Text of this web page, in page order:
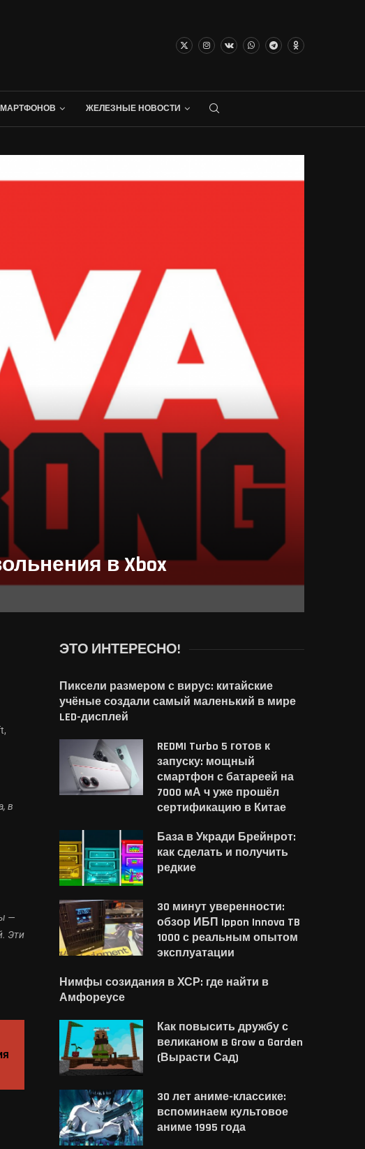
ЖЕЛЕЗНЫЕ НОВОСТИ
в Xbox
в
—
Эти
ЭТО ИНТЕРЕСНО!
Пиксели размером с вирус: китайские
учёные создали самый маленький в мире
LED-дисплей
REDMI Turbo 5 готов к
запуску: мощный
смартфон с батареей на
7000 мА ч уже прошёл
сертификацию в Китае
База в Укради Брейнрот:
как сделать и получить
редкие
30 минут уверенности:
обзор ИБП Ippon Innova TB
1000 с реальным опытом
эксплуатации
Нимфы созидания в ХСР: где найти в
Амфореусе
Как повысить дружбу с
великаном в Grow a Garden
(Вырасти Сад)
30 лет аниме-классике:
вспоминаем культовое
аниме 1995 года